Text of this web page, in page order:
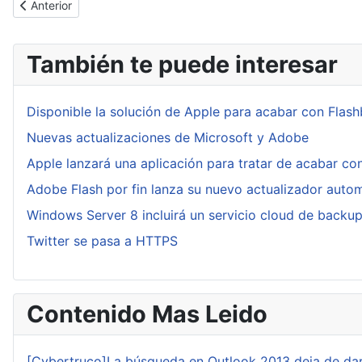
Artículo anterior: Publicado uno de los últimos exploits de Internet
Anterior
También te puede interesar
Disponible la solución de Apple para acabar con
Nuevas actualizaciones de Microsoft y Adobe
Apple lanzará una aplicación para tratar de acabar
Adobe Flash por fin lanza su nuevo actualizador
Windows Server 8 incluirá un servicio cloud de backup
Twitter se pasa a HTTPS
Contenido Mas Leido